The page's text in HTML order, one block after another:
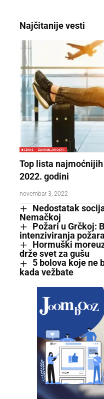
Najčitanije vesti
BIZNIS ZANIMLJIVOSTI
Top lista
2022. godini
novembar 3, 2022
Nedostatak
Nemačkoj
Požari u Grčkoj:
intenziviranja
Hormuški
drže svet za gušu
5 bolova koje ne
kada vežbate